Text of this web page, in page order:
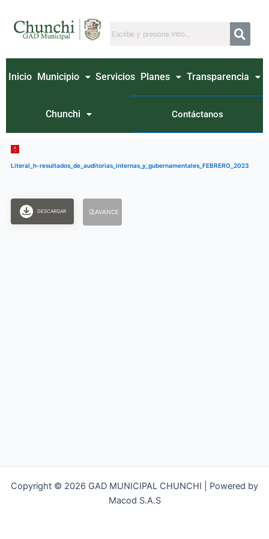
contenido
Inicio Municipio Servicios Planes Transparencia
Chunchi Contáctanos
Literal_h-resultados_de_auditorias_internas_y_gubernamentales_FEBRERO_2023
DESCARGAR AVANCE
Copyright © 2026 GAD MUNICIPAL CHUNCHI | Powered by
Macod S.A.S